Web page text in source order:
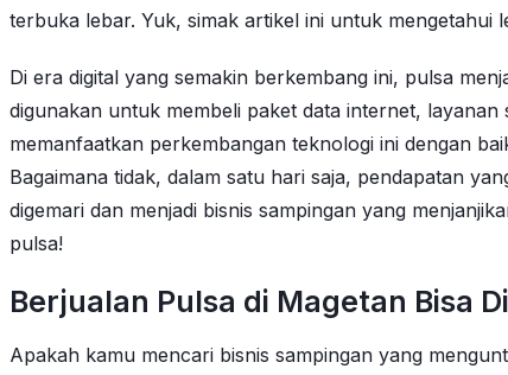
terbuka lebar. Yuk, simak artikel ini untuk mengetahui
Di era digital yang semakin berkembang ini, pulsa
digunakan untuk membeli paket data internet,
memanfaatkan perkembangan teknologi ini dengan
Bagaimana tidak, dalam satu hari saja, pendapatan
digemari dan menjadi bisnis sampingan yang
pulsa!
Berjualan Pulsa di Magetan Bisa
Apakah kamu mencari bisnis sampingan yang